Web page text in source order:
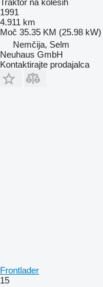
Traktor na kolesih
1991
4.911 km
Moč 35.35 KM (25.98 kW)
Nemčija, Selm
Neuhaus GmbH
Kontaktirajte prodajalca
Frontlader
15